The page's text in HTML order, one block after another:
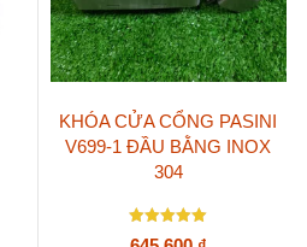
KHÓA CỬA CỔNG PASINI
V699-1 ĐẦU BẰNG INOX
304
Được xếp